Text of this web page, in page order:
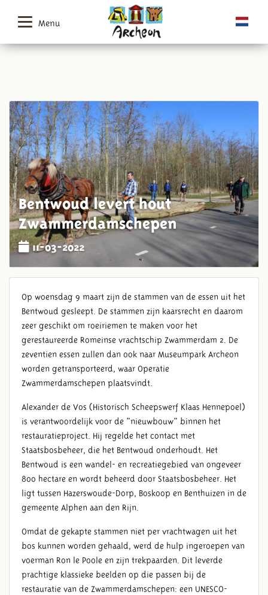
Menu
Bentwoud levert hout
Zwammerdamschepen
11-03-2022
Op woensdag 9 maart zijn de stammen van de essen uit het
Bentwoud gesleept. De stammen zijn kaarsrecht en daarom
zeer geschikt om roeiriemen te maken voor het
gerestaureerde Romeinse vrachtschip Zwammerdam 2. De
zeventien essen zullen dan ook naar Museumpark Archeon
worden getransporteerd, waar Operatie
Zwammerdamschepen plaatsvindt.
Alexander de Vos (Historisch Scheepswerf Klaas Hennepoel)
is verantwoordelijk voor de "nieuwbouw" binnen het
restauratieproject. Hij regelde het contact met
Staatsbosbeheer, die het Bentwoud onderhoudt. Het
Bentwoud is een wandel- en recreatiegebied van ongeveer
800 hectare en wordt beheerd door Staatsbosbeheer. Het
ligt tussen Hazerswoude-Dorp, Boskoop en Benthuizen in de
gemeente Alphen aan den Rijn.
Omdat de gekapte stammen niet per vrachtwagen uit het
bos kunnen worden gehaald, werd de hulp ingeroepen van
voerman Ron le Poole en zijn trekpaarden. Dit leverde
prachtige klassieke beelden op die passen bij de
restauratie van de Zwammerdamschepen: een UNESCO-